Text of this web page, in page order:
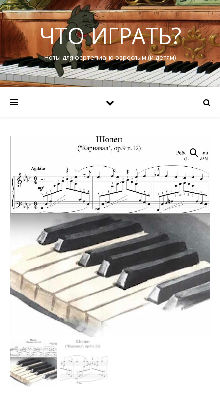
ЧТО ИГРАТЬ?
Ноты для фортепиано взрослым (и детям)